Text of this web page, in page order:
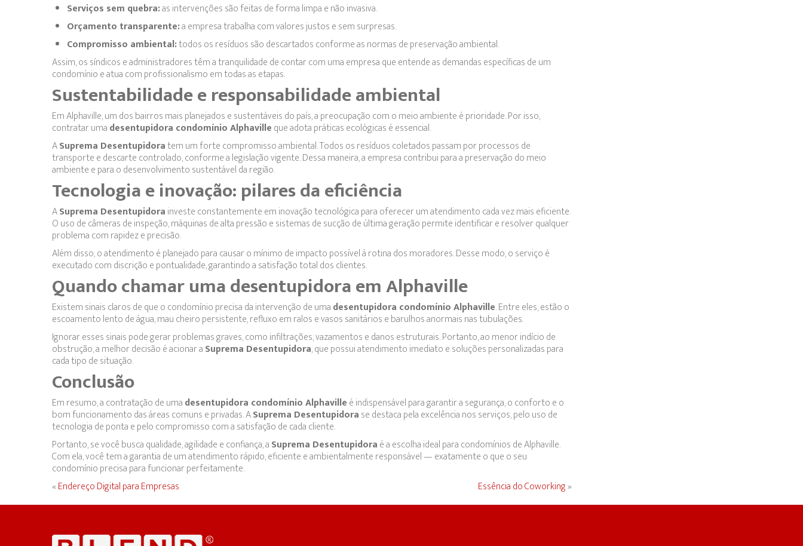
Serviços sem quebra:as intervenções são feitas de forma limpa e não invasiva.
Orçamento transparente:a empresa trabalha com valores justos e sem surpresas.
Compromisso ambiental:todos os resíduos são descartados conforme as normas de preservação ambiental.
Assim, os síndicos e administradores têm a tranquilidade de contar com uma empresa que entende as demandas específicas de um
condomínio e atua com profissionalismo em todas as etapas.
Sustentabilidade e responsabilidade ambiental
Em Alphaville, um dos bairros mais planejados e sustentáveis do país, a preocupação com o meio ambiente é prioridade. Por isso,
contratar umadesentupidora condomínio Alphavilleque adota práticas ecológicas é essencial.
ASuprema Desentupidoratem um forte compromisso ambiental. Todos os resíduos coletados passam por processos de
transporte e descarte controlado, conforme a legislação vigente. Dessa maneira, a empresa contribui para a preservação do meio
ambiente e para o desenvolvimento sustentável da região.
Tecnologia e inovação: pilares da eficiência
ASuprema Desentupidorainveste constantemente em inovação tecnológica para oferecer um atendimento cada vez mais eficiente.
O uso de câmeras de inspeção, máquinas de alta pressão e sistemas de sucção de última geração permite identificar e resolver qualquer
problema com rapidez e precisão.
Além disso, o atendimento é planejado para causar o mínimo de impacto possível à rotina dos moradores. Desse modo, o serviço é
executado com discrição e pontualidade, garantindo a satisfação total dos clientes.
Quando chamar uma desentupidora em Alphaville
Existem sinais claros de que o condomínio precisa da intervenção de umadesentupidora condomínio Alphaville. Entre eles, estão o
escoamento lento de água, mau cheiro persistente, refluxo em ralos e vasos sanitários e barulhos anormais nas tubulações.
Ignorar esses sinais pode gerar problemas graves, como infiltrações, vazamentos e danos estruturais. Portanto, ao menor indício de
obstrução, a melhor decisão é acionar aSuprema Desentupidora, que possui atendimento imediato e soluções personalizadas para
cada tipo de situação.
Conclusão
Em resumo, a contratação de umadesentupidora condomínio Alphavilleé indispensável para garantir a segurança, o conforto e o
bom funcionamento das áreas comuns e privadas. ASuprema Desentupidorase destaca pela excelência nos serviços, pelo uso de
tecnologia de ponta e pelo compromisso com a satisfação de cada cliente.
Portanto, se você busca qualidade, agilidade e confiança, aSuprema Desentupidoraé a escolha ideal para condomínios de Alphaville.
Com ela, você tem a garantia de um atendimento rápido, eficiente e ambientalmente responsável — exatamente o que o seu
condomínio precisa para funcionar perfeitamente.
«Endereço Digital para Empresas Essência do Coworking»